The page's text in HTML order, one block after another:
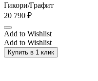
Гикори/Графит
20 790 ₽
Add to Wishlist
Add to Wishlist
Купить в 1 клик